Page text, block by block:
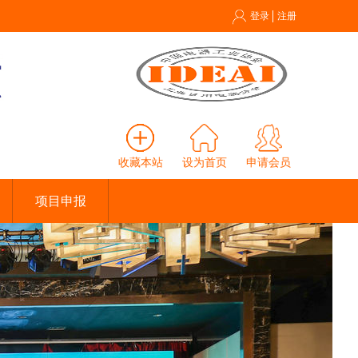
登录 注册
收藏本站 设为首页 申请会员
项目申报